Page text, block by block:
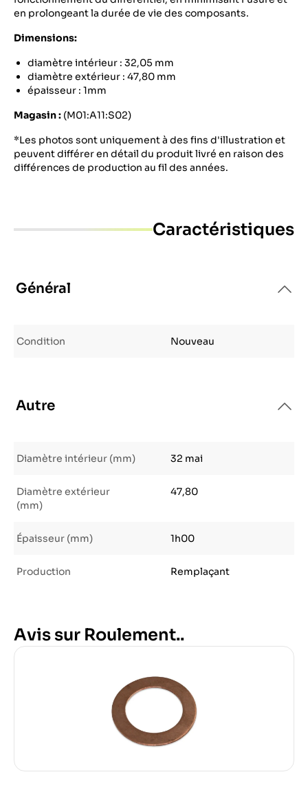
en prolongeant la durée de vie des composants.
Dimensions:
diamètre intérieur : 32,05 mm
diamètre extérieur : 47,80 mm
épaisseur : 1mm
Magasin : (M01:A11:S02)
*Les photos sont uniquement à des fins d'illustration et
peuvent différer en détail du produit livré en raison des
différences de production au fil des années.
Caractéristiques
Général
Condition Nouveau
Autre
Diamètre intérieur (mm) 32 mai
Diamètre extérieur
(mm)
47,80
Épaisseur (mm) 1h00
Production Remplaçant
Avis sur Roulement..